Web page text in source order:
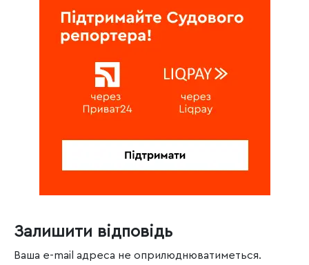
Залишити відповідь
Ваша e-mail адреса не оприлюднюватиметься.